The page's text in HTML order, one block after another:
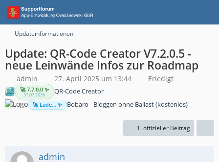
Updateinformationen
Update: QR-Code Creator V7.2.0.5 -
neue Leinwände Infos zur Roadmap
admin 27. April 2025 um 13:44 Erledigt
🚀 7.7.0.0 ✨
31.07.2026 QR-Code Creator
🚀 Lade... ✨ Bobaro - Bloggen ohne Ballast (kostenlos)
1. offizieller Beitrag
admin